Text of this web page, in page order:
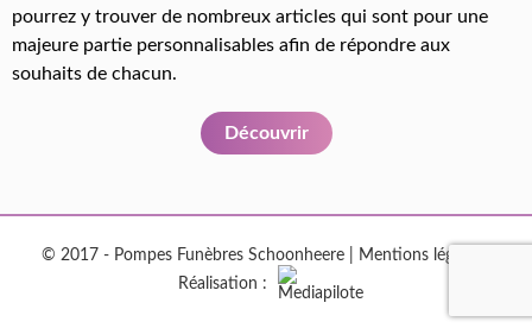
pourrez y trouver de nombreux articles qui sont pour une
majeure partie personnalisables afin de répondre aux
souhaits de chacun.
Découvrir
© 2017 - Pompes Funèbres Schoonheere | Mentions légales
Réalisation :